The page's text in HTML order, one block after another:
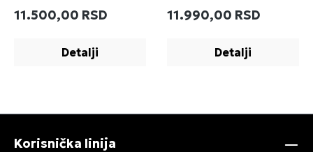
Redovna cena:
11.500,00 RSD
Detalji
Redovna cena:
11.990,00 RSD
Detalji
Korisnička linija